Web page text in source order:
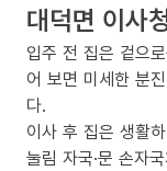
대덕면 이사
입주 전 집은 겉으
어 보면 미세한 분
다.
이사 후 집은 생활
눌림 자국·문 손자